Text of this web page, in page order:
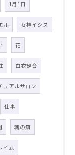
1月1日
ル 女神イシス
花
白衣観音
ュアルサロン
仕事
魂の癖
イム